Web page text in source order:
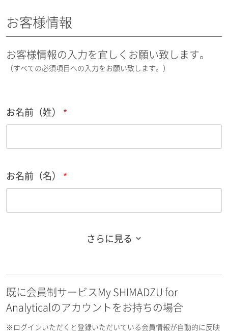
お客様情報
お客様情報の入力を宜しくお願い致します。
（すべての必須項目への入力をお願い致します。）
お名前（姓）
お名前（名）
お名前フリガナ（名）
さらに見る
既に会員制サービスMy SHIMADZU for
Analyticalのアカウントをお持ちの場合
※ログインいただくと登録いただいている会員情報が自動的に反映